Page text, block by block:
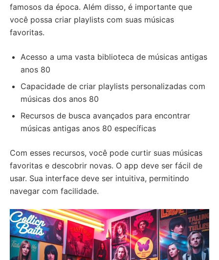
famosos da época. Além disso, é importante que
você possa criar playlists com suas músicas
favoritas.
Acesso a uma vasta biblioteca de músicas antigas
anos 80
Capacidade de criar playlists personalizadas com
músicas dos anos 80
Recursos de busca avançados para encontrar
músicas antigas anos 80 específicas
Com esses recursos, você pode curtir suas músicas
favoritas e descobrir novas. O app deve ser fácil de
usar. Sua interface deve ser intuitiva, permitindo
navegar com facilidade.